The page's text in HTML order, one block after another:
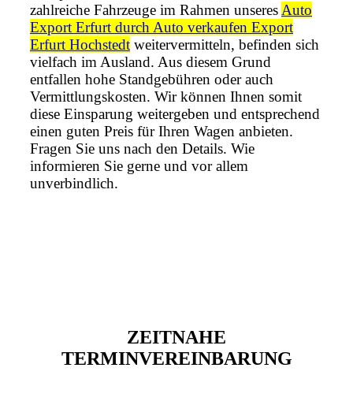
zahlreiche Fahrzeuge im Rahmen unseres Auto
Export Erfurt durch Auto verkaufen Export
Erfurt Hochstedt weitervermitteln, befinden sich
vielfach im Ausland. Aus diesem Grund
entfallen hohe Standgebühren oder auch
Vermittlungskosten. Wir können Ihnen somit
diese Einsparung weitergeben und entsprechend
einen guten Preis für Ihren Wagen anbieten.
Fragen Sie uns nach den Details. Wie
informieren Sie gerne und vor allem
unverbindlich.
ZEITNAHE
TERMINVEREINBARUNG